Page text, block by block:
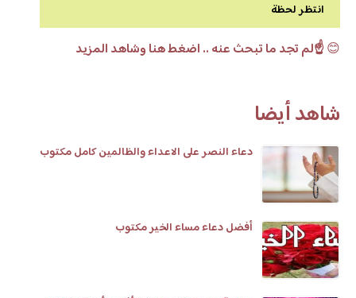
انتظر لحظة
😊☝️لم تجد ما تبحث عنه .. اضغط هنا وشاهد المزيد
شاهد أيضا
دعاء النصر على الاعداء والظالمين كامل مكتوب
أفضل دعاء مساء الخير مكتوب